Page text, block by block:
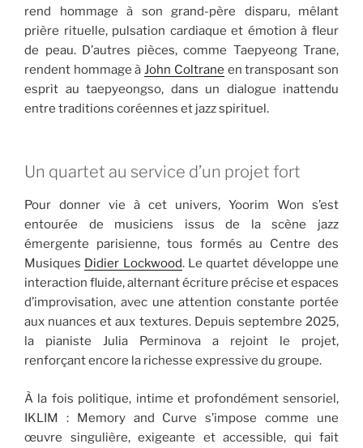
rend hommage à son grand-père disparu, mêlant
prière rituelle, pulsation cardiaque et émotion à fleur
de peau. D’autres pièces, comme Taepyeong Trane,
rendent hommage àJohn Coltrane en transposant son
esprit au taepyeongso, dans un dialogue inattendu
entre traditions coréennes et jazz spirituel.
Un quartet au service d’un projet fort
Pour donner vie à cet univers, Yoorim Won s’est
entourée de musiciens issus de la scène jazz
émergente parisienne, tous formés au Centre des
Musiques Didier Lockwood. Le quartet développe une
interaction fluide, alternant écriture précise et espaces
d’improvisation, avec une attention constante portée
aux nuances et aux textures. Depuis septembre 2025,
la pianiste Julia Perminova a rejoint le projet,
renforçant encore la richesse expressive du groupe.
À la fois politique, intime et profondément sensoriel,
IKLIM : Memory and Curve s’impose comme une
œuvre singulière, exigeante et accessible, qui fait